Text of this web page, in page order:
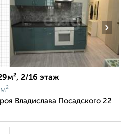
›
2/16 этаж
Владислава Посадского 22